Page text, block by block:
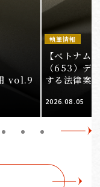
vol.9
執筆情報
【ベトナム
（653）デ
する法律案
2026.08.05